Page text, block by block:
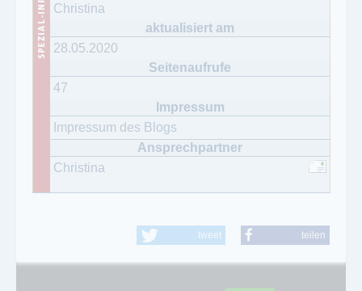
Christina
28.05.2020
47
Impressum des Blogs
Christina
tweet teilen